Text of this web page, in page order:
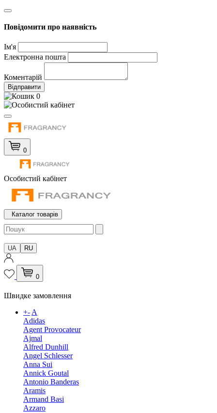
Повідомити про наявність
Ім'я
Електронна пошта
Коментарій
Відправити
0
0
Особистий кабінет
Каталог товарів
UA RU
0
Швидке замовлення
+-A
Adidas
Agent Provocateur
Ajmal
Alfred Dunhill
Angel Schlesser
Anna Sui
Annick Goutal
Antonio Banderas
Aramis
Armand Basi
Azzaro